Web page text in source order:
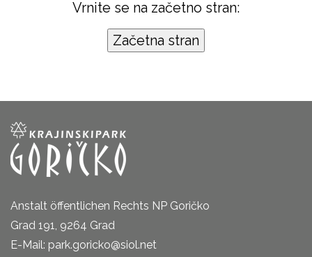
Vrnite se na začetno stran:
Anstalt öffentlichen Rechts NP Goričko
Grad 191, 9264 Grad
E-Mail: park.goricko@siol.net